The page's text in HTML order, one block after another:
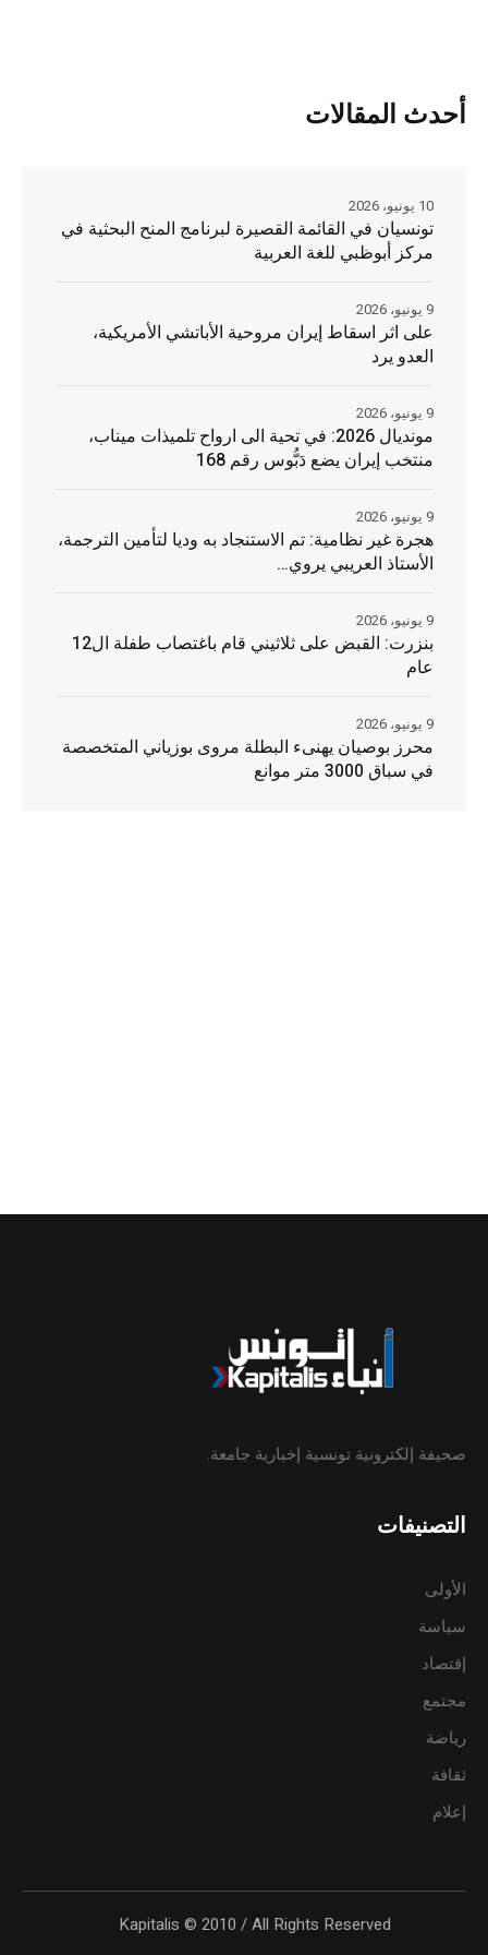
أحدث المقالات
تونسيان في القائمة القصيرة لبرنامج المنح البحثية في
مركز أبوظبي للغة العربية
10 يونيو، 2026
على اثر اسقاط إيران مروحية الأباتشي الأمريكية،
العدو يرد
9 يونيو، 2026
مونديال 2026: في تحية الى ارواح تلميذات ميناب،
منتخب إيران يضع دَبُّوس رقم 168
9 يونيو، 2026
هجرة غير نظامية: تم الاستنجاد به وديا لتأمين الترجمة،
الأستاذ العريبي يروي…
9 يونيو، 2026
بنزرت: القبض على ثلاثيني قام باغتصاب طفلة ال12
عام
9 يونيو، 2026
محرز بوصيان يهنىء البطلة مروى بوزياني المتخصصة
في سباق 3000 متر موانع
9 يونيو، 2026
صحيفة إلكترونية تونسية إخبارية جامعة.
التصنيفات
الأولى
سياسة
إقتصاد
مجتمع
رياضة
ثقافة
إعلام
Kapitalis © 2010 / All Rights Reserved